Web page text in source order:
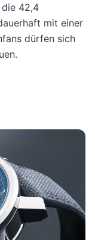
42,4
mit einer
dürfen sich